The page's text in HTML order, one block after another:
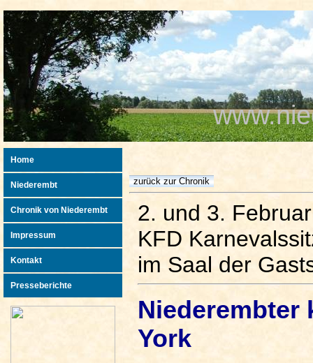
2. und 3.
KFD
im Saal der
Niederembter
York
Home
Niederembt
Chronik von Niederembt
Impressum
Kontakt
Presseberichte